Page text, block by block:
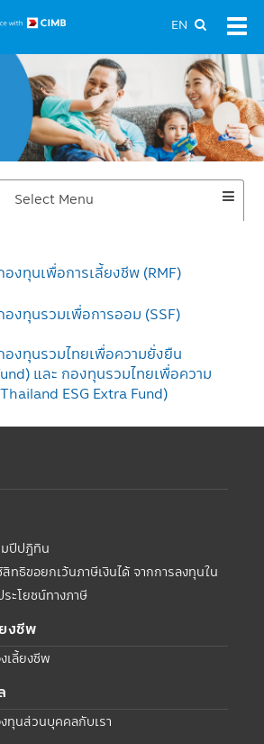
EN
Select Menu
งทุนเพื่อการเลี้ยงชีพ (RMF)
งทุนรวมเพื่อการออม (SSF)
งทุนรวมไทยเพื่อความยั่งยืน
และ กองทุนรวมไทยเพื่อความ
ESG Extra Fund)
มปีปฏิทิน
ทธิขอยกเว้นภาษีเงินได้ จากการลงทุนใน
ะโยชน์ทางภาษี
งชีพ
เลี้ยงชีพ
ทุนส่วนบุคคลกับเรา